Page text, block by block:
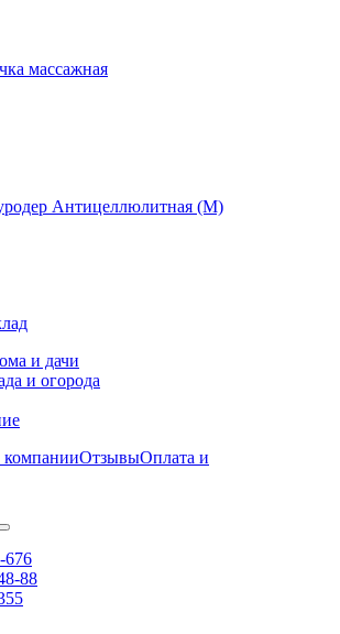
массажная
Антицеллюлитная (М)
и дачи
и огорода
ОтзывыОплата и
676
88